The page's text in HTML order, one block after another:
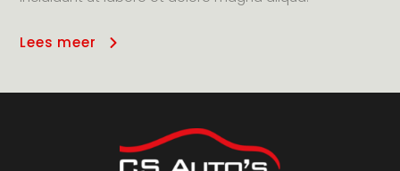
Lees meer